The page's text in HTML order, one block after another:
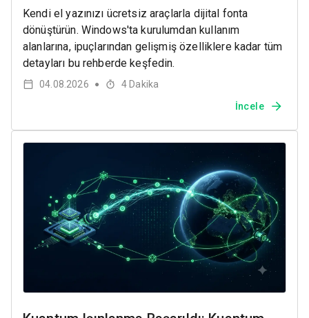
Kendi el yazınızı ücretsiz araçlarla dijital fonta
dönüştürün. Windows'ta kurulumdan kullanım
alanlarına, ipuçlarından gelişmiş özelliklere kadar tüm
detayları bu rehberde keşfedin.
04.08.2026 ● 4 Dakika
İncele